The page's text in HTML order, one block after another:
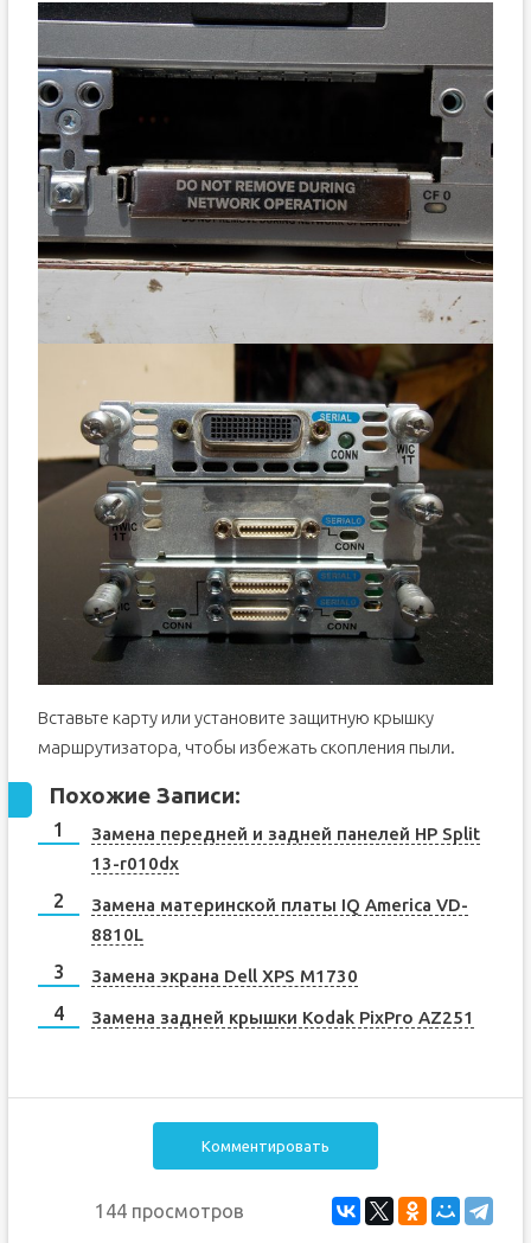
Вставьте карту или установите защитную крышку
маршрутизатора, чтобы избежать скопления пыли.
Похожие Записи:
Замена передней и задней панелей HP Split
13-r010dx
Замена материнской платы IQ America VD-
8810L
Замена экрана Dell XPS M1730
Замена задней крышки Kodak PixPro AZ251
Комментировать
144 просмотров